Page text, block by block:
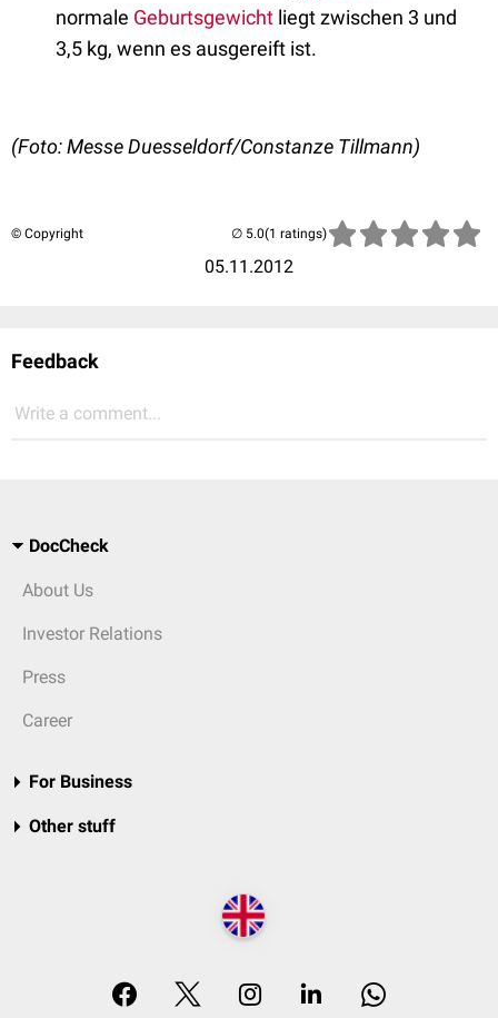
normale Geburtsgewicht liegt zwischen 3 und
3,5 kg, wenn es ausgereift ist.
(Foto: Messe Duesseldorf/Constanze Tillmann)
© Copyright
05.11.2012
(1 ratings)
Feedback
Write a comment...
DocCheck
About Us
Investor Relations
Press
Career
For Business
Other stuff